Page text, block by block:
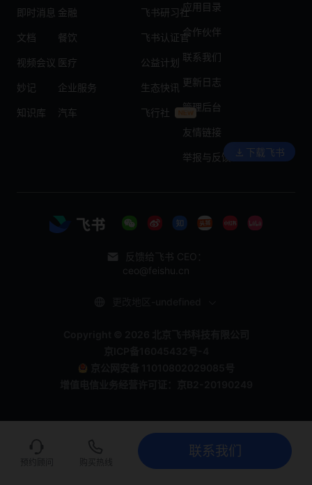
即时消息
文档
视频会议
妙记
知识库
金融
餐饮
医疗
企业服务
汽车
飞书研习社
飞书认证官
公益计划
生态快讯
飞行社
应用目录
合作伙伴
联系我们
更新日志
管理后台
友情链接
举报与反馈 下载飞书
反馈给飞书 CEO：
ceo@feishu.cn
联系我们
预约顾问 购买热线
联系我们